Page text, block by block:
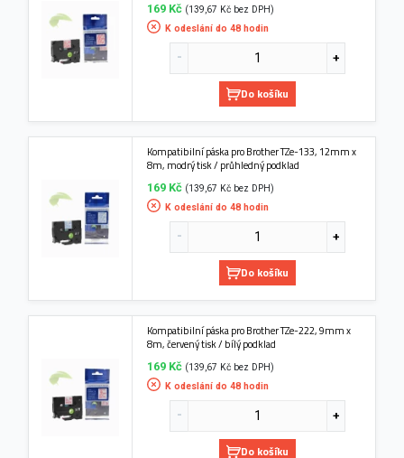
169 Kč (139,67 Kč bez DPH)
K odeslání do 48 hodin
Do košíku
Kompatibilní páska pro Brother TZe-133, 12mm x
8m, modrý tisk / průhledný podklad
169 Kč (139,67 Kč bez DPH)
K odeslání do 48 hodin
Do košíku
Kompatibilní páska pro Brother TZe-222, 9mm x
8m, červený tisk / bílý podklad
169 Kč (139,67 Kč bez DPH)
K odeslání do 48 hodin
Do košíku